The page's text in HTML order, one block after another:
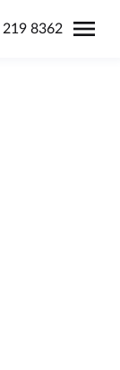
219 8362 menu